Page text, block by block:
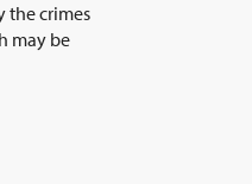
the crimes
may be